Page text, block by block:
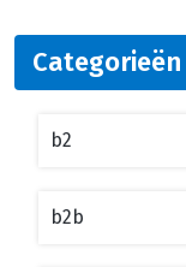
Categorieën
b2
b2b